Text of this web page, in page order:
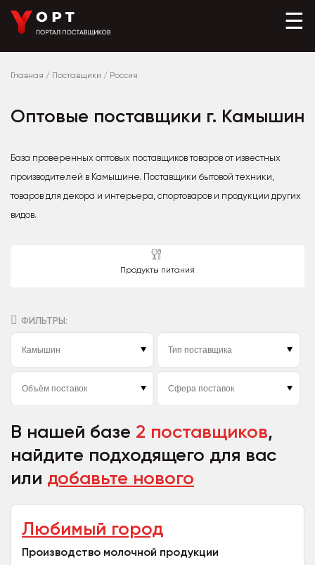
☰
Главная / Поставщики / Россия
Оптовые поставщики г. Камышин
База проверенных оптовых поставщиков товаров от известных
производителей в Камышине. Поставщики бытовой техники,
товаров для декора и интерьера, спортоваров и продукции других
видов.
Продукты питания
ФИЛЬТРЫ:
В нашей базе 2 поставщиков,
найдите подходящего для вас
или добавьте нового
Любимый город
Производство молочной продукции